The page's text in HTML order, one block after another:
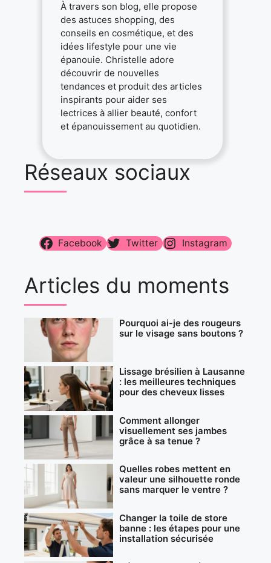
À travers son blog, elle propose
des astuces shopping, des
conseils en cosmétique, et des
idées lifestyle pour une vie
épanouie. Christelle adore
découvrir de nouvelles
tendances et produit des articles
inspirants pour aider ses
lectrices à allier beauté, confort
et épanouissement au quotidien.
Réseaux sociaux
Facebook Twitter Instagram
Articles du moments
Pourquoi ai-je des rougeurs
sur le visage sans boutons ?
Lissage brésilien à Lausanne
: les meilleures techniques
pour des cheveux lisses
Comment allonger
visuellement ses jambes
grâce à sa tenue ?
Quelles robes mettent en
valeur une silhouette ronde
sans marquer le ventre ?
Changer la toile de store
banne : les étapes pour une
installation sécurisée